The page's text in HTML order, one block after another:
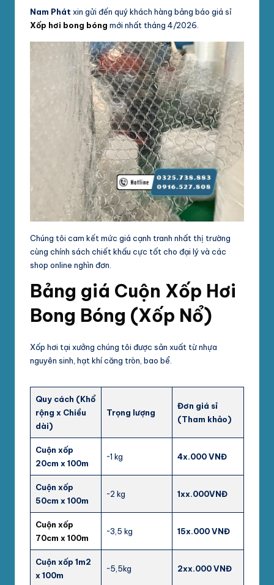
Nam Phát xin gửi đến quý khách hàng bảng báo giá sỉ
Xốp hơi bong bóng mới nhất tháng 4/2026.
Chúng tôi cam kết mức giá cạnh tranh nhất thị trường
cùng chính sách chiết khấu cực tốt cho đại lý và các
shop online nghìn đơn.
Bảng giá Cuộn Xốp Hơi
Bong Bóng (Xốp Nổ)
Xốp hơi tại xưởng chúng tôi được sản xuất từ nhựa
nguyên sinh, hạt khí căng tròn, bao bể.
Quy cách (Khổ
rộng x Chiều
dài)
Trọng lượng
Đơn giá sỉ
(Tham khảo)
Cuộn xốp
20cm x 100m
~1 kg 4x.000 VNĐ
Cuộn xốp
50cm x 100m
~2 kg 1xx.000VNĐ
Cuộn xốp
70cm x 100m
~3,5 kg 15x.000VNĐ
Cuộn xốp 1m2
x 100m
~5,5kg 2xx.000VNĐ